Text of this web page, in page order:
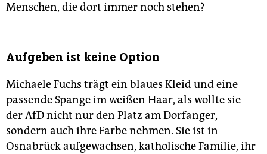
Menschen, die dort immer noch stehen?
Aufgeben ist keine Option
Michaele Fuchs trägt ein blaues Kleid und eine
passende Spange im weißen Haar, als wollte sie
der AfD nicht nur den Platz am Dorfanger,
sondern auch ihre Farbe nehmen. Sie ist in
Osnabrück aufgewachsen, katholische Familie, ihr